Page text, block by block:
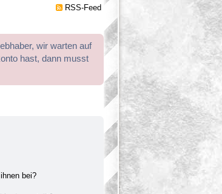
RSS-Feed
wir warten auf
hast, dann musst
bei?